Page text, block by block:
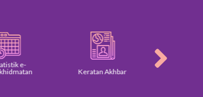
e-
Keratan Akhbar